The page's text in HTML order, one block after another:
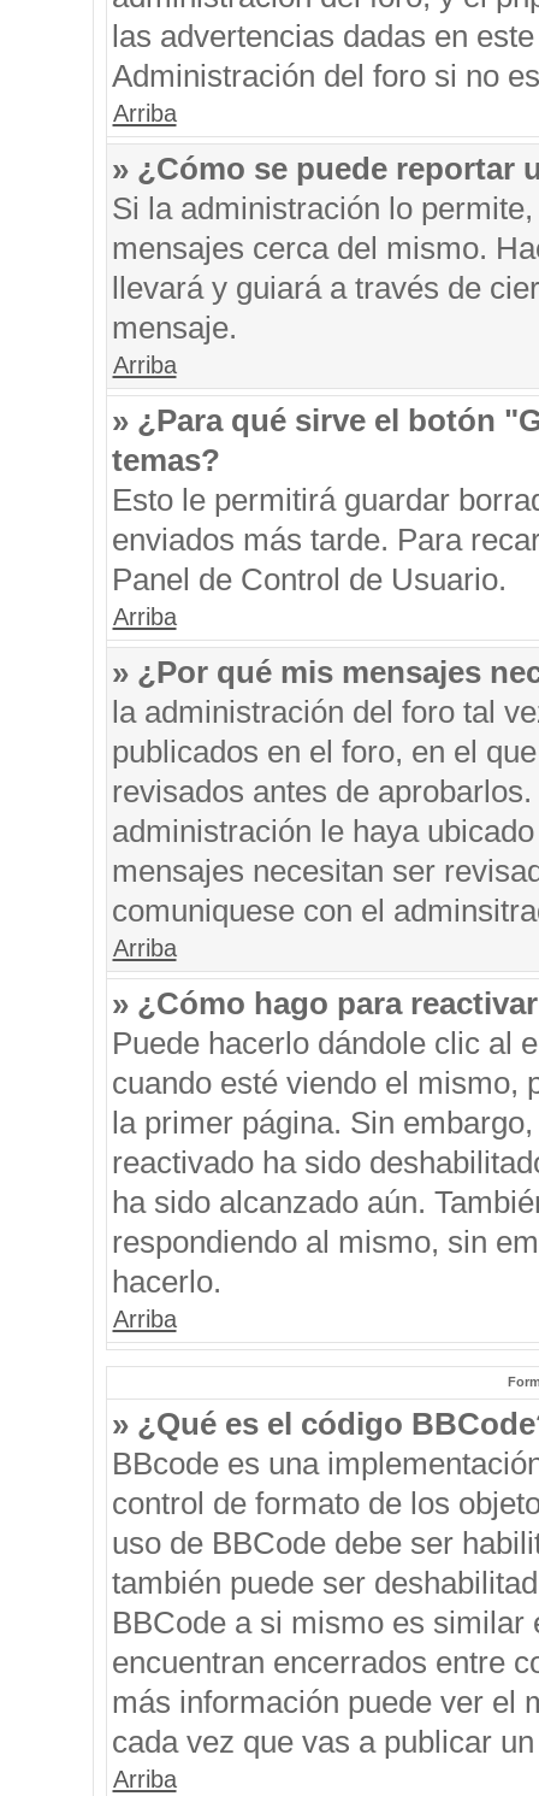
las advertencias dadas en
Administración del foro si no
Arriba
» ¿Cómo se puede reportar
Si la administración lo
mensajes cerca del mismo.
llevará y guiará a través de
mensaje.
Arriba
» ¿Para qué sirve el botón
temas?
Esto le permitirá guardar
enviados más tarde. Para
Panel de Control de Usuario.
Arriba
» ¿Por qué mis mensajes
la administración del foro tal
publicados en el foro, en el
revisados antes de
administración le haya
mensajes necesitan ser
comuniquese con el
Arriba
» ¿Cómo hago para
Puede hacerlo dándole clic al
cuando esté viendo el mismo,
la primer página. Sin
reactivado ha sido
ha sido alcanzado aún.
respondiendo al mismo, sin
hacerlo.
Arriba
» ¿Qué es el código
BBcode es una
control de formato de los
uso de BBCode debe ser
también puede ser
BBCode a si mismo es
encuentran encerrados entre
más información puede ver el
cada vez que vas a publicar
Arriba